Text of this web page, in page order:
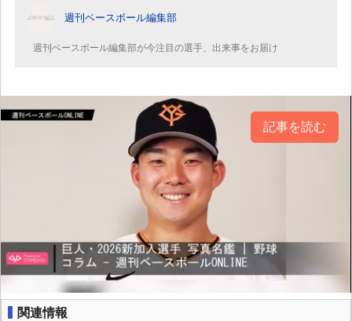
週刊ベースボール編集部
週刊ベースボール編集部が今注目の選手、出来事をお届け
記事を読む
関連情報